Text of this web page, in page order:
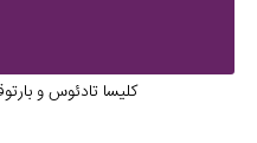
کلیسا تادئوس و